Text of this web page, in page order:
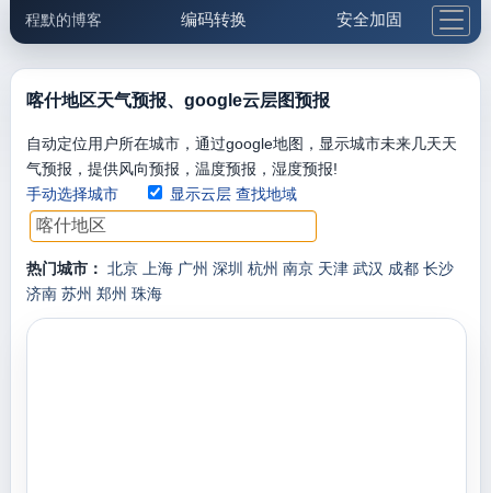
程默的博客 编码转换 安全加固
邮件工具 生活便民
5.1支付宝大红包
喀什地区天气预报、google云层图预报
自动定位用户所在城市，通过google地图，显示城市未来几天天
气预报，提供风向预报，温度预报，湿度预报!
手动选择城市
显示云层 查找地域
热门城市： 北京 上海 广州 深圳 杭州 南京 天津 武汉 成都 长沙
济南 苏州 郑州 珠海